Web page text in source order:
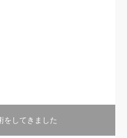
をしてきました